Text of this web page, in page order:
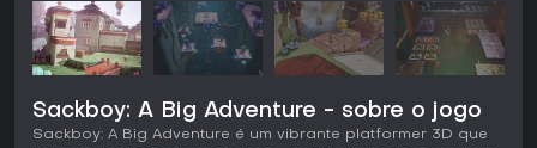
Sackboy: A Big Adventure - sobre o jogo
Sackboy: A Big Adventure é um vibrante platformer 3D que